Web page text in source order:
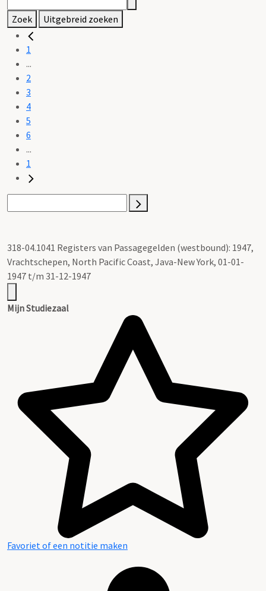
Zoek Uitgebreid zoeken
1
...
2
3
4
5
6
...
1
318-04.1041 Registers van Passagegelden (westbound): 1947,
Vrachtschepen, North Pacific Coast, Java-New York, 01-01-
1947 t/m 31-12-1947
Mijn Studiezaal
Favoriet of een notitie maken